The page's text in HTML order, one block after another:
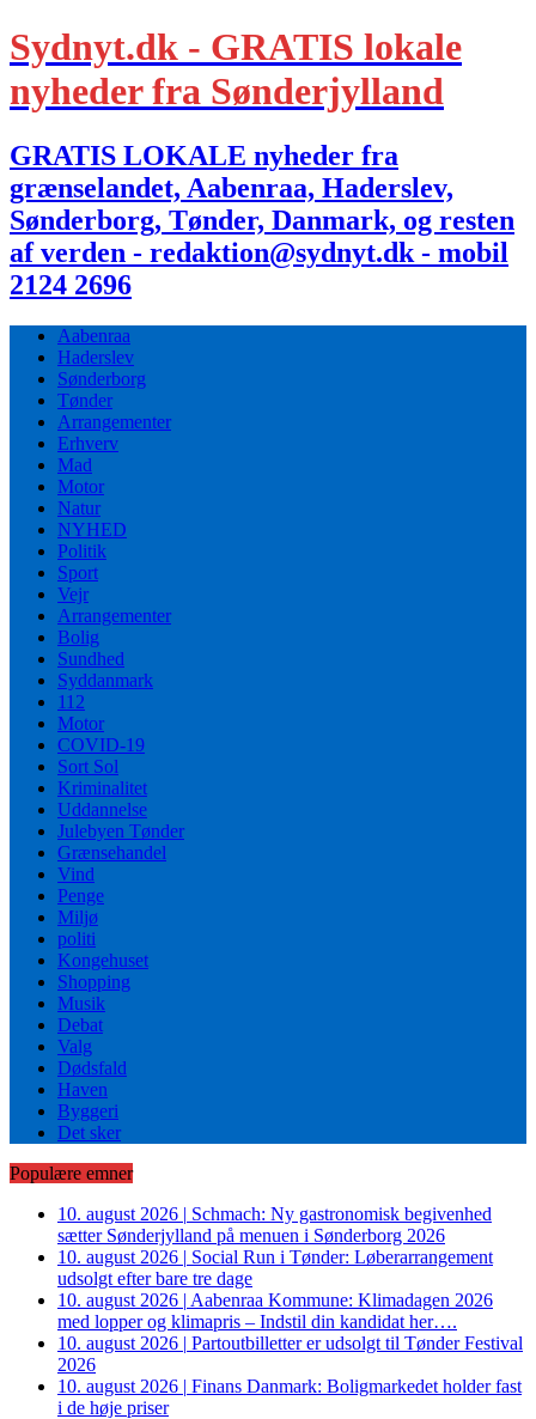
Sydnyt.dk - GRATIS lokale
nyheder fra Sønderjylland
GRATIS LOKALE nyheder fra
grænselandet, Aabenraa, Haderslev,
Sønderborg, Tønder, Danmark, og resten
af verden - redaktion@sydnyt.dk - mobil
2124 2696
Aabenraa
Haderslev
Sønderborg
Tønder
Arrangementer
Erhverv
Mad
Motor
Natur
NYHED
Politik
Sport
Vejr
Arrangementer
Bolig
Sundhed
Syddanmark
112
Motor
COVID-19
Sort Sol
Kriminalitet
Uddannelse
Julebyen Tønder
Grænsehandel
Vind
Penge
Miljø
politi
Kongehuset
Shopping
Musik
Debat
Valg
Dødsfald
Haven
Byggeri
Det sker
Populære emner
10. august 2026 | Schmach: Ny gastronomisk begivenhed
sætter Sønderjylland på menuen i Sønderborg 2026
10. august 2026 | Social Run i Tønder: Løberarrangement
udsolgt efter bare tre dage
10. august 2026 | Aabenraa Kommune: Klimadagen 2026
med lopper og klimapris – Indstil din kandidat her….
10. august 2026 | Partoutbilletter er udsolgt til Tønder Festival
2026
10. august 2026 | Finans Danmark: Boligmarkedet holder fast
i de høje priser